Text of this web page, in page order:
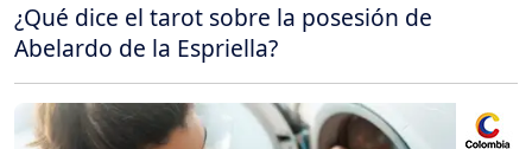
¿Qué dice el tarot sobre la posesión de
Abelardo de la Espriella?